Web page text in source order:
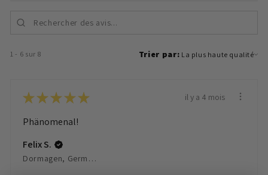
1 - 6 sur 8 Trier par:
★★★★★ il y a 4 mois
Phänomenal!
Felix S.
Dormagen, Germany